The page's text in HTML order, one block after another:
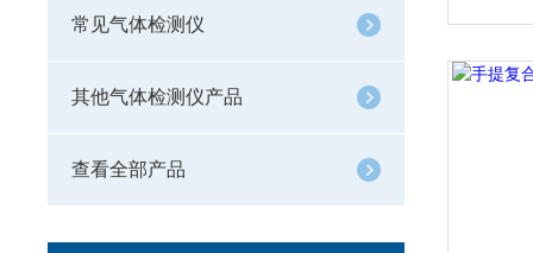
常见气体检测仪
其他气体检测仪产品
查看全部产品